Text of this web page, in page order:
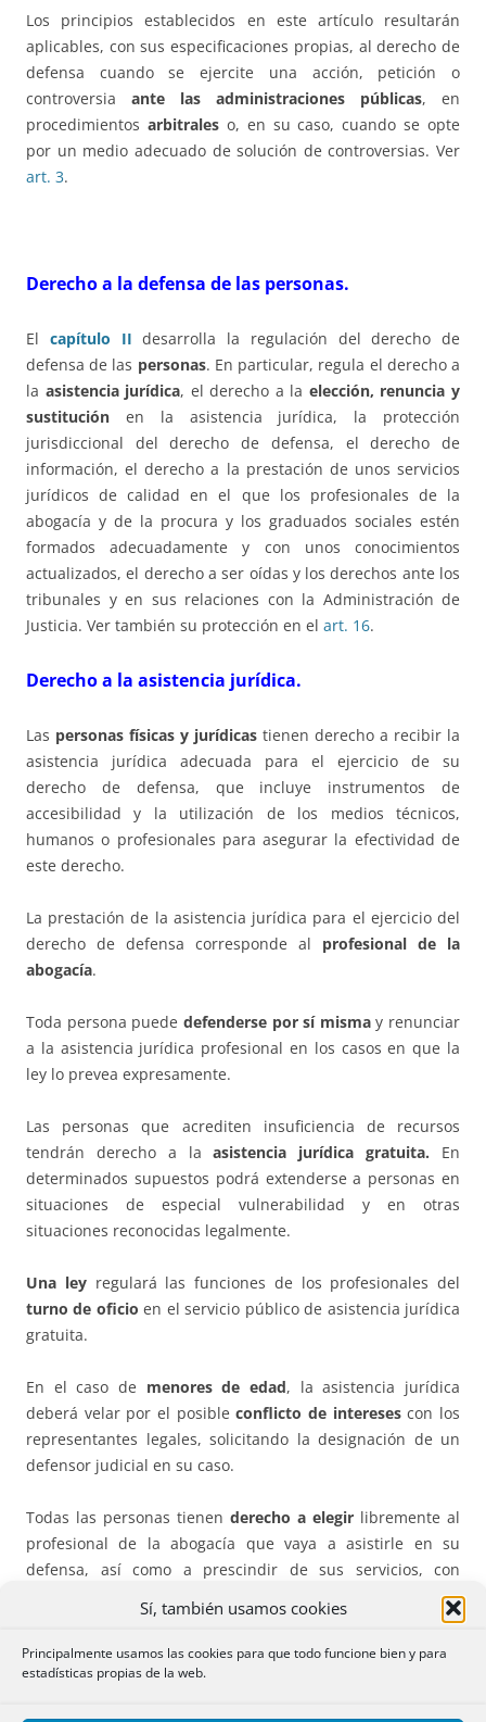
Sí, también usamos cookies
Principalmente usamos las cookies para que todo funcione bien y para
estadísticas propias de la web.
Los principios establecidos en este artículo resultarán
aplicables, con sus especificaciones propias, al derecho de
defensa cuando se ejercite una acción, petición o
controversia ante las administraciones públicas, en
procedimientos arbitraleso, en su caso, cuando se opte
por un medio adecuado de solución de controversias. Ver
art. 3.
Derecho a la defensa de las personas.
El capítulo II desarrolla la regulación del derecho de
defensa de las personas. En particular, regula el derecho a
la asistencia jurídica, el derecho a la elección, renuncia y
sustitución en la asistencia jurídica, la protección
jurisdiccional del derecho de defensa, el derecho de
información, el derecho a la prestación de unos servicios
jurídicos de calidad en el que los profesionales de la
abogacía y de la procura y los graduados sociales estén
formados adecuadamente y con unos conocimientos
actualizados, el derecho a ser oídas y los derechos ante los
tribunales y en sus relaciones con la Administración de
Justicia. Ver también su protección en el art. 16.
Derecho a la asistencia jurídica.
Las personas físicas y jurídicas tienen derecho a recibir la
asistencia jurídica adecuada para el ejercicio de su
derecho de defensa, que incluye instrumentos de
accesibilidad y la utilización de los medios técnicos,
humanos o profesionales para asegurar la efectividad de
este derecho.
La prestación de la asistencia jurídica para el ejercicio del
derecho de defensa corresponde al profesional de la
abogacía.
Toda persona puede defenderse por sí mismay renunciar
a la asistencia jurídica profesional en los casos en que la
ley lo prevea expresamente.
Las personas que acrediten insuficiencia de recursos
tendrán derecho a laasistencia jurídica gratuita. En
determinados supuestos podrá extenderse a personas en
situaciones de especial vulnerabilidad y en otras
situaciones reconocidas legalmente.
Una leyregulará las funciones de los profesionales del
turno de oficio en el servicio público de asistencia jurídica
gratuita.
En el caso de menores de edad, la asistencia jurídica
deberá velar por el posibleconflicto de interesescon los
representantes legales, solicitando la designación de un
defensor judicial en su caso.
Todas las personas tienen derecho a elegir libremente al
profesional de la abogacía que vaya a asistirle en su
defensa, así como a prescindir de sus servicios, con
excepciones justificadas. En caso de cambio de letrado, ha
de garantizarse que el nuevo reciba la información
necesaria.Arts. 4 y 5.